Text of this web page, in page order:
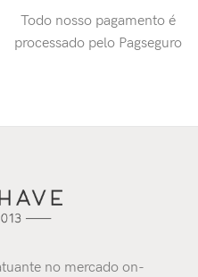
Todo nosso pagamento é
processado pelo Pagseguro
no mercado on-